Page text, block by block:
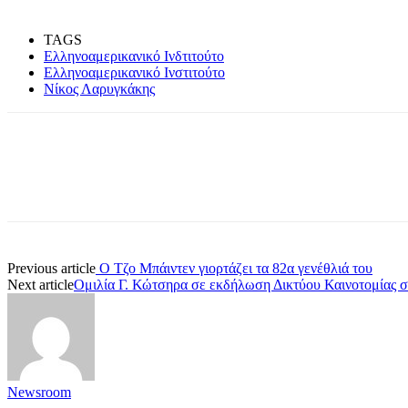
TAGS
Ελληνοαμερικανικό Ινδτιτούτο
Ελληνοαμερικανικό Ινστιτούτο
Νίκος Λαρυγκάκης
Previous article Ο Τζο Μπάιντεν γιορτάζει τα 82α γενέθλιά του
Next articleΟμιλία Γ. Κώτσηρα σε εκδήλωση Δικτύου Καινοτομίας
Newsroom